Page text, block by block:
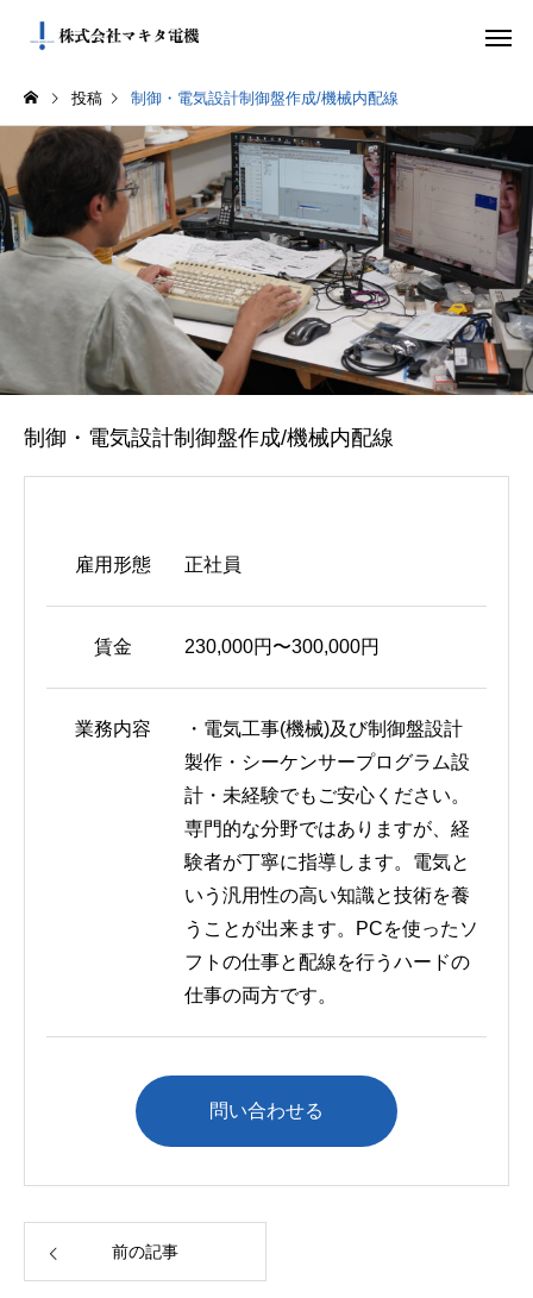
投稿 制御・電気設計制御盤作成/機械内配線
制御・電気設計制御盤作成/機械内配線
雇用形態 正社員
賃金 230,000円〜300,000円
業務内容
・電気工事(機械)及び制御盤設計
製作・シーケンサープログラム設
計・未経験でもご安心ください。
専門的な分野ではありますが、経
験者が丁寧に指導します。電気と
いう汎用性の高い知識と技術を養
うことが出来ます。PCを使ったソ
フトの仕事と配線を行うハードの
仕事の両方です。
問い合わせる
前の記事